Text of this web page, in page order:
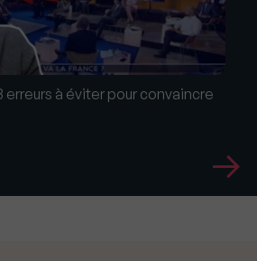
erreurs à éviter pour convaincre